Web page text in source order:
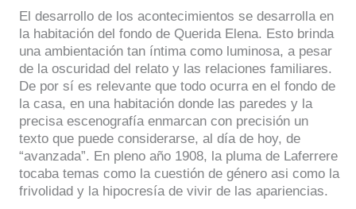
El desarrollo de los acontecimientos se desarrolla en
la habitación del fondo de Querida Elena. Esto brinda
una ambientación tan íntima como luminosa, a pesar
de la oscuridad del relato y las relaciones familiares.
De por sí es relevante que todo ocurra en el fondo de
la casa, en una habitación donde las paredes y la
precisa escenografía enmarcan con precisión un
texto que puede considerarse, al día de hoy, de
“avanzada”. En pleno año 1908, la pluma de Laferrere
tocaba temas como la cuestión de género asi como la
frivolidad y la hipocresía de vivir de las apariencias.